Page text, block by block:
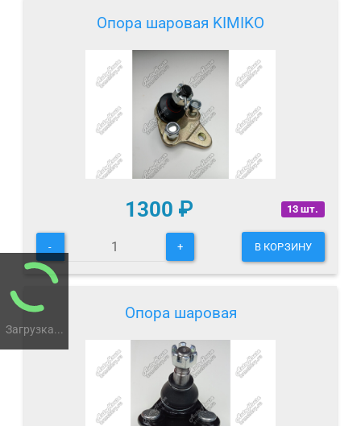
Загрузка...
Опора шаровая KIMIKO
13 шт.
1300 ₽
- + В КОРЗИНУ
Опора шаровая